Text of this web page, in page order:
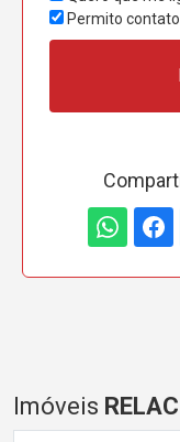
Permito
Imóveis